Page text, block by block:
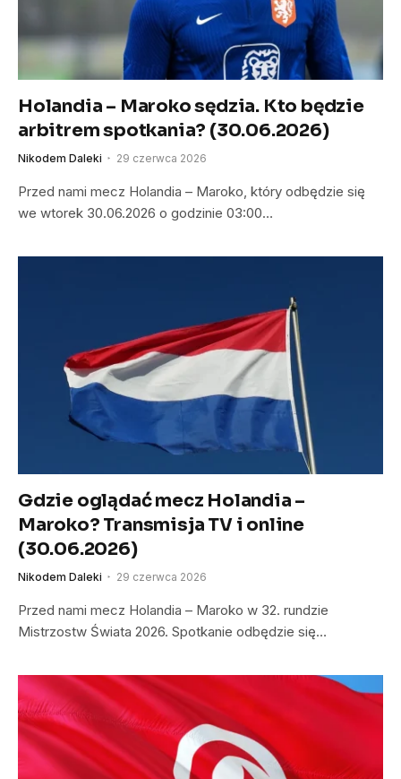
Holandia – Maroko sędzia. Kto będzie
arbitrem spotkania? (30.06.2026)
Nikodem Daleki 29 czerwca 2026
Przed nami mecz Holandia – Maroko, który odbędzie się
we wtorek 30.06.2026 o godzinie 03:00…
Gdzie oglądać mecz Holandia –
Maroko? Transmisja TV i online
(30.06.2026)
Nikodem Daleki 29 czerwca 2026
Przed nami mecz Holandia – Maroko w 32. rundzie
Mistrzostw Świata 2026. Spotkanie odbędzie się…